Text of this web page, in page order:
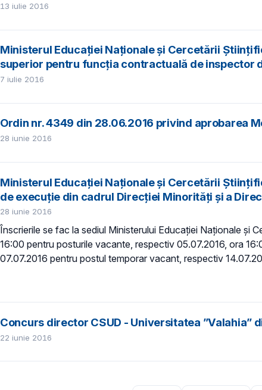
13 iulie 2016
Ministerul Educației Naționale și Cercetării
superior pentru funcția contractuală de inspector
7 iulie 2016
Ordin nr. 4349 din 28.06.2016 privind aprobarea
28 iunie 2016
Ministerul Educației Naționale și Cercetării
de execuție din cadrul Direcției Minorități și a
28 iunie 2016
Înscrierile se fac la sediul Ministerului Educației Naționale și
16:00 pentru posturile vacante, respectiv 05.07.2016, ora
07.07.2016 pentru postul temporar vacant, respectiv
Concurs director CSUD - Universitatea ”Valahia”
22 iunie 2016